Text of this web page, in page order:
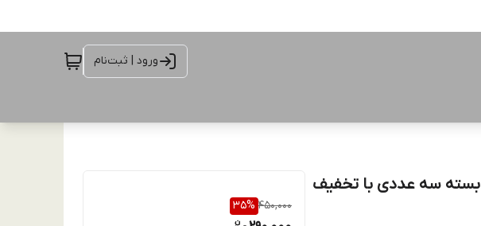
ورود | ثبت‌نام
قاب طرح دار سامسونگ A50 / A50s بسته سه عددی با تخفیف
450,000
35%